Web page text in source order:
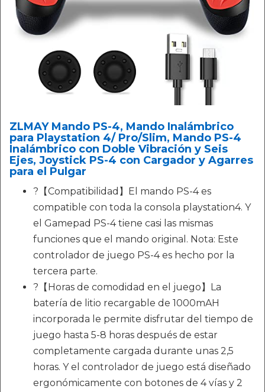
ZLMAY Mando PS-4, Mando Inalámbrico
para Playstation 4/ Pro/Slim, Mando PS-4
Inalámbrico con Doble Vibración y Seis
Ejes, Joystick PS-4 con Cargador y Agarres
para el Pulgar
?【Compatibilidad】El mando PS-4 es
compatible con toda la consola playstation4. Y
el Gamepad PS-4 tiene casi las mismas
funciones que el mando original. Nota: Este
controlador de juego PS-4 es hecho por la
tercera parte.
?【Horas de comodidad en el juego】La
batería de litio recargable de 1000mAH
incorporada le permite disfrutar del tiempo de
juego hasta 5-8 horas después de estar
completamente cargada durante unas 2,5
horas. Y el controlador de juego está diseñado
ergonómicamente con botones de 4 vías y 2